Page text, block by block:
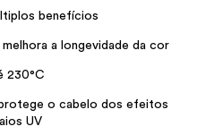
benefícios
a longevidade da cor
230°C
o cabelo dos efeitos
UV